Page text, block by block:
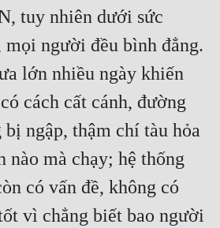
tuy nhiên dưới sức
mọi người đều bình đẳng.
lớn nhiều ngày khiến
cách cất cánh, đường
bị ngập, thậm chí tàu hỏa
nào mà chạy; hệ thống
có vấn đề, không có
vì chẳng biết bao người